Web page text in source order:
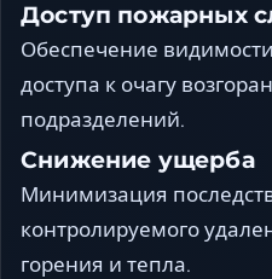
Доступ пожарных
Обеспечение
доступа к очагу
подразделений.
Снижение ущерба
Минимизация
контролируемого
горения и тепла.